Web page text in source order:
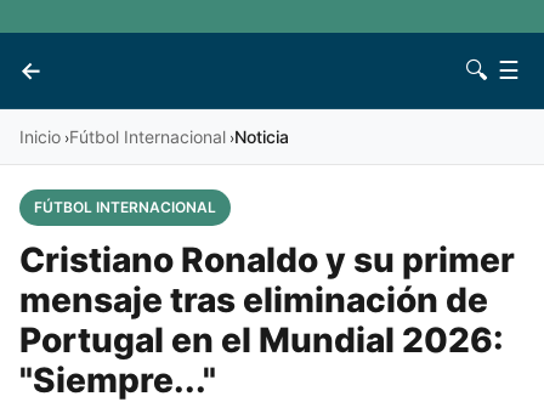
←
Vives 🔍 ☰
Inicio ›Fútbol Internacional ›Noticia
FÚTBOL INTERNACIONAL
Cristiano Ronaldo y su primer
mensaje tras eliminación de
Portugal en el Mundial 2026:
"Siempre..."